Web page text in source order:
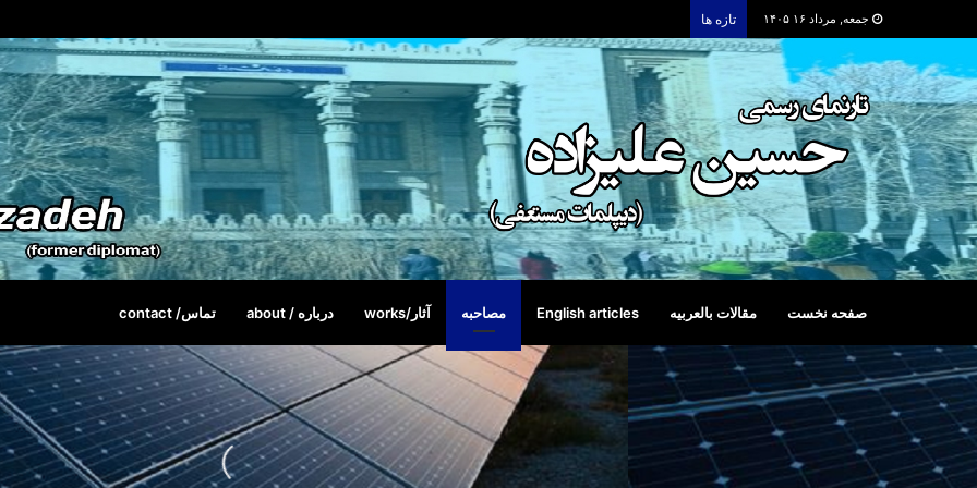
جمعه, مرداد ۱۶ ۱۴۰۵ تازه ها
صفحه نخست مقالات بالعربیه English articles مصاحبه آثار/works درباره / about تماس/ contact